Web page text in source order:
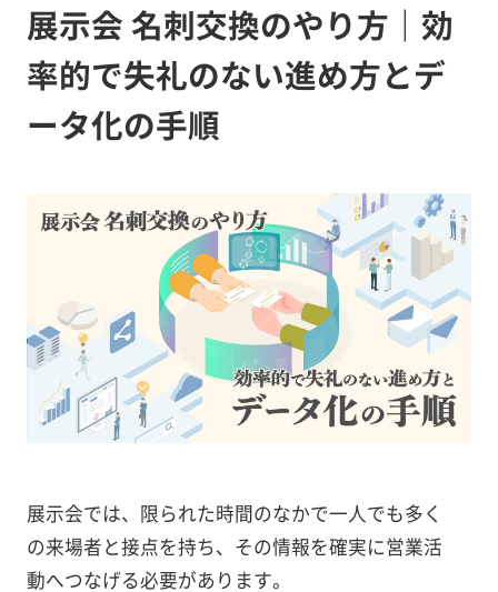
展示会 名刺交換のやり方｜効
率的で失礼のない進め方とデ
ータ化の手順
展示会では、限られた時間のなかで一人でも多く
の来場者と接点を持ち、その情報を確実に営業活
動へつなげる必要があります。